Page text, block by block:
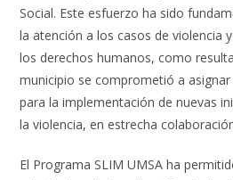
Social. Este esfuerzo ha sido
la atención a los casos de violencia
los derechos humanos, como
municipio se comprometió a
para la implementación de nuevas
la violencia, en estrecha
El Programa SLIM UMSA ha